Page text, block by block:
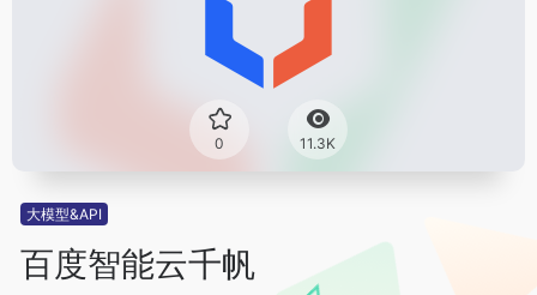
0 11.3K
大模型&API
百度智能云千帆